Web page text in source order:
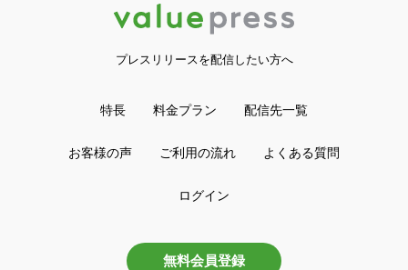
プレスリリースを配信したい方へ
特長 料金プラン 配信先一覧
お客様の声 ご利用の流れ よくある質問
ログイン
無料会員登録